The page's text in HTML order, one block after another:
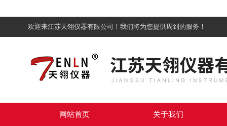
欢迎来江苏天翎仪器有限公司！我们将为您提供周到的服务！
网站首页 关于我们